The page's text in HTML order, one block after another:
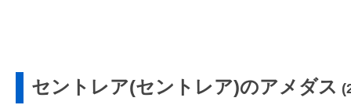
セントレア(セントレア)のアメダス